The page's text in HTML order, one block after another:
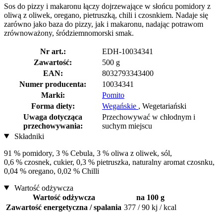
Sos do pizzy i makaronu łączy dojrzewające w słońcu pomidory z
oliwą z oliwek, oregano, pietruszką, chili i czosnkiem. Nadaje się
zarówno jako baza do pizzy, jak i makaronu, nadając potrawom
zrównoważony, śródziemnomorski smak.
Nr art.:
EDH-10034341
Zawartość:
500 g
EAN:
8032793343400
Numer producenta:
10034341
Marki:
Pomito
Forma diety:
Wegańskie , Wegetariański
Uwaga dotycząca
przechowywania:
Przechowywać w chłodnym i
suchym miejscu
Składniki
91 % pomidory, 3 % Cebula, 3 % oliwa z oliwek, sól,
0,6 % czosnek, cukier, 0,3 % pietruszka, naturalny aromat czosnku,
0,04 % oregano, 0,02 % Chilli
Wartość odżywcza
Wartość odżywcza
na 100 g
Zawartość energetyczna / spalania 377 / 90 kj / kcal